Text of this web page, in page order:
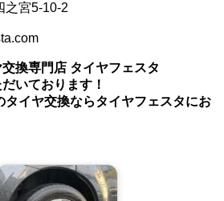
宮5-10-2
換専門店 タイヤフェスタ
いております！
タイヤ交換ならタイヤフェスタにお